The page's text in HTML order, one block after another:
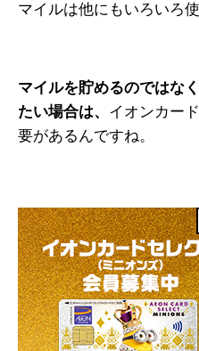
マイルは他にもいろいろ
マイルを貯めるのではな
たい場合は、 イオンカー
要があるんですね。